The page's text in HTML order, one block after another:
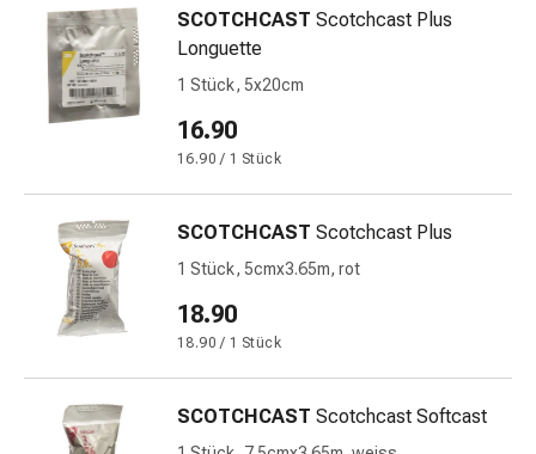
Übelkeit
Erbrechen
Blähungen
Krämpfe
Medizinische
Hautpflege
Ekzeme
Warzen
SCOTCHCAST Scotchcast Plus
Longuette
1 Stück, 5x20cm
16.90
16.90 / 1 Stück
SCOTCHCAST Scotchcast Plus
1 Stück, 5cmx3.65m, rot
18.90
18.90 / 1 Stück
SCOTCHCAST Scotchcast Softcast